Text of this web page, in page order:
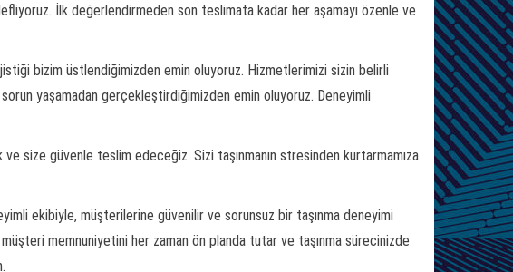
İlk değerlendirmeden son teslimata kadar her aşamayı özenle ve
bizim üstlendiğimizden emin oluyoruz. Hizmetlerimizi sizin belirli
sorun yaşamadan gerçekleştirdiğimizden emin oluyoruz. Deneyimli
ve size güvenle teslim edeceğiz. Sizi taşınmanın stresinden kurtarmamıza
ekibiyle, müşterilerine güvenilir ve sorunsuz bir taşınma deneyimi
memnuniyetini her zaman ön planda tutar ve taşınma sürecinizde